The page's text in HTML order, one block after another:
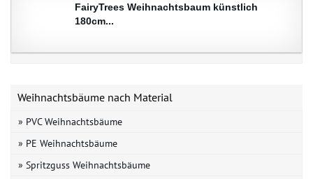
FairyTrees Weihnachtsbaum künstlich
180cm...
Weihnachtsbäume nach Material
» PVC Weihnachtsbäume
» PE Weihnachtsbäume
» Spritzguss Weihnachtsbäume